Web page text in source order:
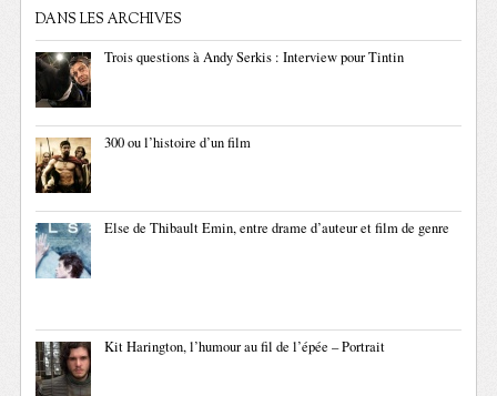
DANS LES ARCHIVES
Trois questions à Andy Serkis : Interview pour Tintin
300 ou l’histoire d’un film
Else de Thibault Emin, entre drame d’auteur et film de genre
Kit Harington, l’humour au fil de l’épée – Portrait